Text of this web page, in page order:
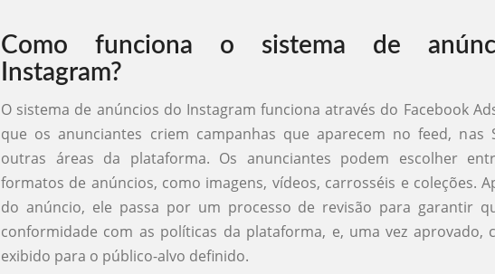
Como funciona o sistema de
Instagram?
O sistema de anúncios do Instagram funciona através do Facebook
que os anunciantes criem campanhas que aparecem no feed, nas
outras áreas da plataforma. Os anunciantes podem escolher
formatos de anúncios, como imagens, vídeos, carrosséis e coleções.
do anúncio, ele passa por um processo de revisão para garantir
conformidade com as políticas da plataforma, e, uma vez aprovado,
exibido para o público-alvo definido.